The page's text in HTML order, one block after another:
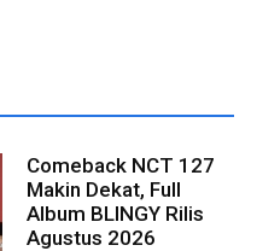
Comeback NCT 127
Makin Dekat, Full
Album BLINGY Rilis
Agustus 2026